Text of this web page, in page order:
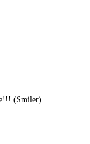
(Smiler)